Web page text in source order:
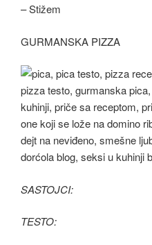
– Stižem
GURMANSKA PIZZA
SASTOJCI:
TESTO: